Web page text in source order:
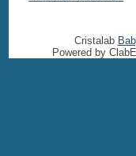
Cristalab
Powered by